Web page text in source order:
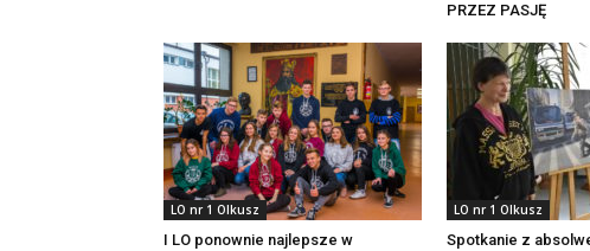
PRZEZ PASJĘ
LO nr 1 Olkusz
I LO ponownie najlepsze w
LO nr 1 Olkusz
Spotkanie z